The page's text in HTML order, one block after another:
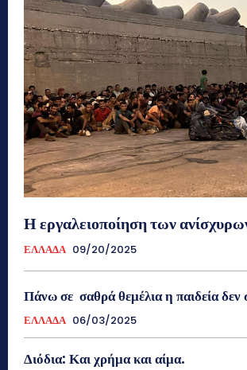
Η εργαλειοποίηση των
ΕΛΛΑΔΑ 09/20/2025
Πάνω σε σαθρά θεμέλια η παιδεία δεν
ΕΛΛΑΔΑ 06/03/2025
Διόδια: Και χρήμα και αίμα.